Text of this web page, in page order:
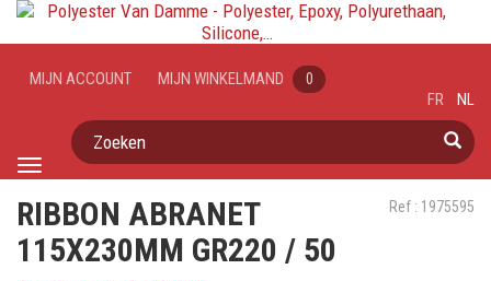
Toggle
MIJN ACCOUNT MIJN WINKELMAND 0
Zoeken
FR NL
Ref : 1975595
RIBBON ABRANET
115X230MM GR220 / 50